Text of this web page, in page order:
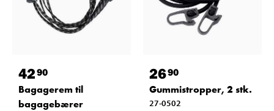
4290
Bagagerem til
bagagebærer
2690
Gummistropper, 2 stk.
27-0502